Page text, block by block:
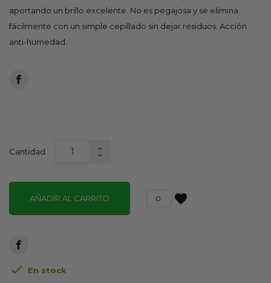
aportando un brillo excelente. No es pegajosa y se elimina
fácilmente con un simple cepillado sin dejar residuos. Acción
anti-humedad.
Cantidad
AÑADIR AL CARRITO favorite
0
 En stock